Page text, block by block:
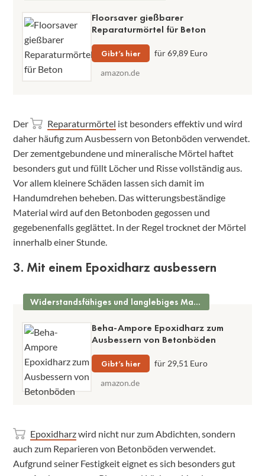
Floorsaver gießbarer
Reparaturmörtel für Beton
Gibt’s hier
für 69,89 Euro
amazon.de
Der Reparaturmörtel ist besonders effektiv und wird
daher häufig zum Ausbessern von Betonböden verwendet.
Der zementgebundene und mineralische Mörtel haftet
besonders gut und füllt Löcher und Risse vollständig aus.
Vor allem kleinere Schäden lassen sich damit im
Handumdrehen beheben. Das witterungsbeständige
Material wird auf den Betonboden gegossen und
gegebenenfalls geglättet. In der Regel trocknet der Mörtel
innerhalb einer Stunde.
3. Mit einem Epoxidharz ausbessern
Widerstandsfähiges und langlebiges Material
Beha-Ampore Epoxidharz zum
Ausbessern von Betonböden
Gibt’s hier
für 29,51 Euro
amazon.de
Epoxidharzwird nicht nur zum Abdichten, sondern
auch zum Reparieren von Betonböden verwendet.
Aufgrund seiner Festigkeit eignet es sich besonders gut